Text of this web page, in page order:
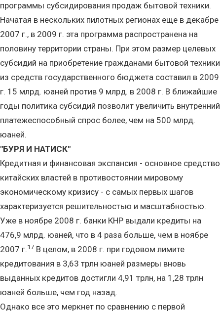
программы субсидирования продаж бытовой техники.
Начатая в нескольких пилотных регионах еще в декабре
2007 г., в 2009 г. эта программа распространена на
половину территории страны. При этом размер целевых
субсидий на приобретение гражданами бытовой техники
из средств государственного бюджета составил в 2009
г. 15 млрд. юаней против 9 млрд. в 2008 г. В ближайшие
годы политика субсидий позволит увеличить внутренний
платежеспособный спрос более, чем на 500 млрд.
юаней.
"БУРЯ И НАТИСК"
Кредитная и финансовая экспансия - основное средство
китайских властей в противостоянии мировому
экономическому кризису - с самых первых шагов
характеризуется решительностью и масштабностью.
Уже в ноябре 2008 г. банки КНР выдали кредиты на
476,9 млрд. юаней, что в 4 раза больше, чем в ноябре
2007 г.17 В целом, в 2008 г. при годовом лимите
кредитования в 3,63 трлн юаней размеры вновь
выданных кредитов достигли 4,91 трлн, на 1,28 трлн
юаней больше, чем год назад.
Однако все это меркнет по сравнению с первой